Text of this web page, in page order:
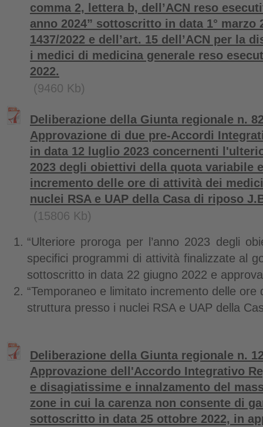
comma 2, lettera b, dell’ACN reso
anno 2024” sottoscritto in data 1° marzo
1437/2022 e dell’art. 15 dell’ACN per la
i medici di medicina generale reso
2022.
(9460 Kb)
Deliberazione della Giunta regionale n.
Approvazione di due pre-Accordi
in data 12 luglio 2023 concernenti
2023 degli obiettivi della quota variabile
incremento delle ore di attività dei
nuclei RSA e UAP della Casa di riposo
(15806 Kb)
“Ulteriore proroga per l’anno 2023 degli
specifici programmi di attività finalizzate al
sottoscritto in data 22 giugno 2022 e
“Temporaneo e limitato incremento delle ore
struttura presso i nuclei RSA e UAP della
Deliberazione della Giunta regionale n.
Approvazione dell'Accordo Integrativo
e disagiatissime e innalzamento del
zone in cui la carenza non consente di
sottoscritto in data 25 ottobre 2022, in